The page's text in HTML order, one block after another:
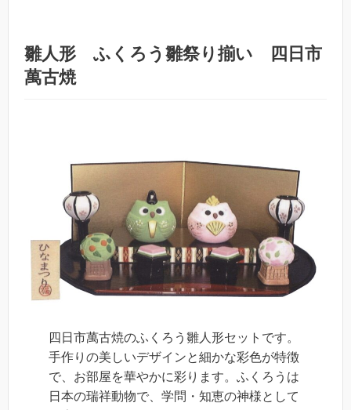
雛人形 ふくろう雛祭り揃い 四日市
萬古焼
四日市萬古焼のふくろう雛人形セットです。
手作りの美しいデザインと細かな彩色が特徴
で、お部屋を華やかに彩ります。ふくろうは
日本の瑞祥動物で、学問・知恵の神様として